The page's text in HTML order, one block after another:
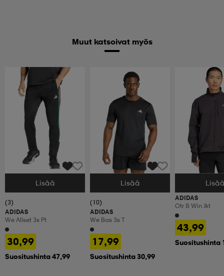
Muut katsoivat myös
Valitse Koko
Lisää
(3)
ADIDAS
We Allset 3s Pt
30,99
Suositushinta 47,99
Valitse Koko
Lisää
(10)
ADIDAS
We Bas 3s T
17,99
Suositushinta 30,99
Valitse Koko
ADIDAS
Otr B Win Jkt
43,99
Suositushinta